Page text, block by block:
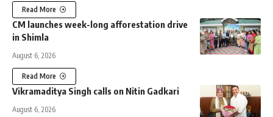
Read More
CM launches week-long afforestation drive
in Shimla
August 6, 2026
Read More
Vikramaditya Singh calls on Nitin Gadkari
August 6, 2026